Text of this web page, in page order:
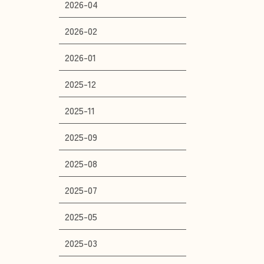
2026-04
2026-02
2026-01
2025-12
2025-11
2025-09
2025-08
2025-07
2025-05
2025-03